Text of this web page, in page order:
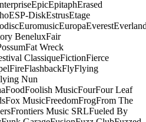
EpicEpitaphErased
ESP-DiskEstrusEtage
EuromusicEuropaEverest
BeneluxFair
Fat Wreck
ClassiqueFictionFierce
FireFlashbackFlyFlying
Nun
FoodFoolish MusicFourFour Leaf
Fox MusicFreedomFrogFrom The
Frontiers Music SRLFueled By